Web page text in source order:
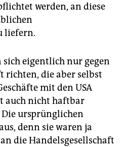
werden, an diese
liefern.
eigentlich nur gegen
richten, die aber selbst
mit den USA
auch nicht haftbar
ursprünglichen
denn sie waren ja
die Handelsgesellschaft